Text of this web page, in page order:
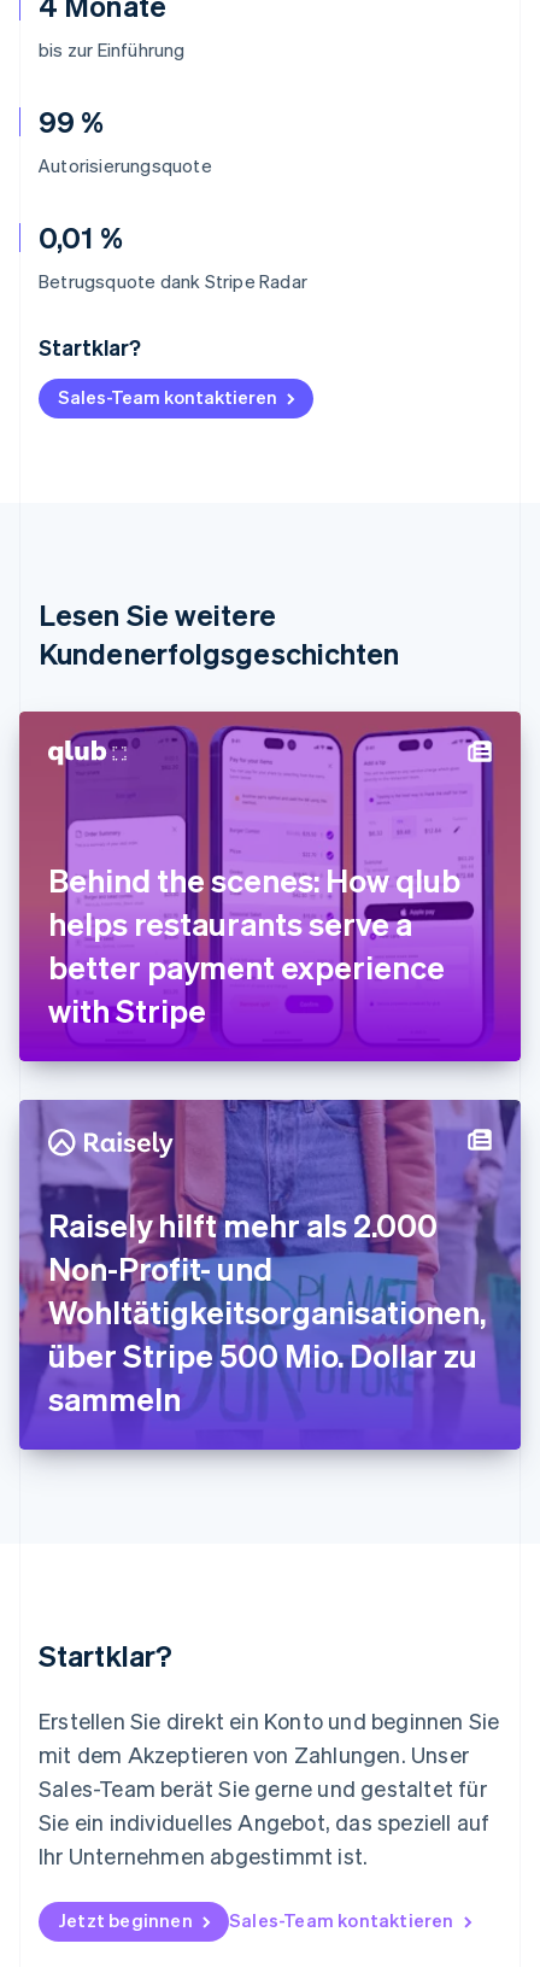
bis zur Einführung
99 %
Autorisierungsquote
0,01 %
Betrugsquote dank Stripe Radar
Startklar?
Sales-Team kontaktieren
Lesen Sie weitere
Kundenerfolgsgeschichten
Behind the scenes: How qlub
helps restaurants serve a
better payment experience
with Stripe
Raisely hilft mehr als 2.000
Non-Profit- und
Wohltätigkeitsorganisationen,
über Stripe 500 Mio. Dollar zu
sammeln
Startklar?
Erstellen Sie direkt ein Konto und beginnen Sie
mit dem Akzeptieren von Zahlungen. Unser
Sales-Team berät Sie gerne und gestaltet für
Sie ein individuelles Angebot, das speziell auf
Ihr Unternehmen abgestimmt ist.
Jetzt beginnen Sales-Team kontaktieren
Australien
Belgien
NederlandsFrançaisDeutschEnglish
DeutschEnglish
English
简体中文English
Finnland
EnglishSvenska
Gibraltar
Griechenland
English
Indien
English
Irland
English
Japan
日本語English
Kanada
EnglishFrançais
Kroatien
English
Lettland
Liechtenstein
DeutschEnglish
Litauen
English
Luxemburg
FrançaisDeutsch English
Malaysia
Malta
Nederlands English
Norwegen
Österreich
Polen
English
Portugal
Português English
Rumänien
Schweden
Svenska English